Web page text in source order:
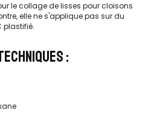
le collage de lisses pour cloisons
elle ne s'applique pas sur du
plastifié.
: